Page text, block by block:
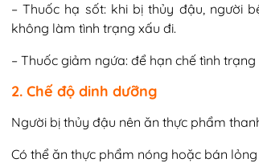
– Thuốc hạ sốt: khi bị thủy đậu, người
không làm tình trạng xấu đi.
– Thuốc giảm ngứa: để hạn chế tình
2. Chế độ dinh dưỡng
Người bị thủy đậu nên ăn thực phẩm
Có thể ăn thực phẩm nóng hoặc bán